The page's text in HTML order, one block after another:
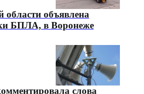
области объявлена
БПЛА, в Воронеже
слова